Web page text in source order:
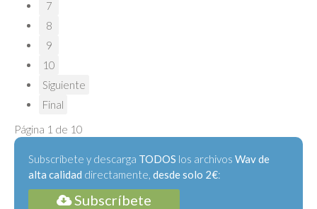
7
8
9
10
Siguiente
Final
Página 1 de 10
Subscríbete y descarga TODOS los archivos Wav de
alta calidad directamente, desde solo 2€:
Subscríbete